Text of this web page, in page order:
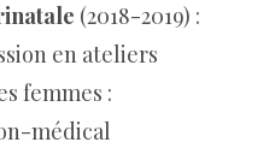
(2018-2019) :
en ateliers
femmes :
médical